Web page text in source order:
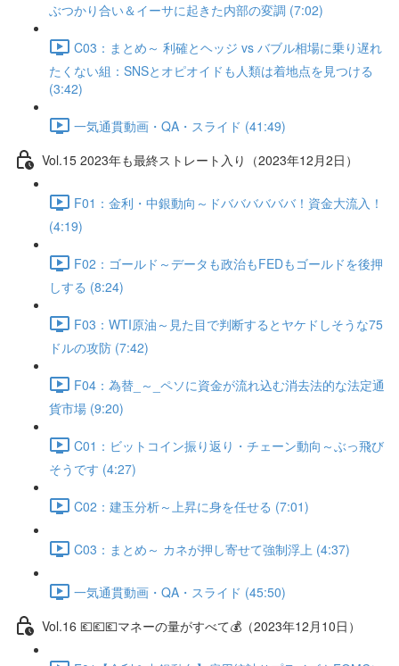
ぶつかり合い＆イーサに起きた内部の変調 (7:02)
C03：まとめ～ 利確とヘッジ vs バブル相場に乗り遅れ
たくない組：SNSとオピオイドも人類は着地点を見つける
(3:42)
一気通貫動画・QA・スライド (41:49)
Vol.15 2023年も最終ストレート入り（2023年12月2日）
F01：金利・中銀動向～ドババババババ！資金大流入！
(4:19)
F02：ゴールド～データも政治もFEDもゴールドを後押
しする (8:24)
F03：WTI原油～見た目で判断するとヤケドしそうな75
ドルの攻防 (7:42)
F04：為替_～_ペソに資金が流れ込む消去法的な法定通
貨市場 (9:20)
C01：ビットコイン振り返り・チェーン動向～ぶっ飛び
そうです (4:27)
C02：建玉分析～上昇に身を任せる (7:01)
C03：まとめ～ カネが押し寄せて強制浮上 (4:37)
一気通貫動画・QA・スライド (45:50)
Vol.16 💶💶💶マネーの量がすべて💰（2023年12月10日）